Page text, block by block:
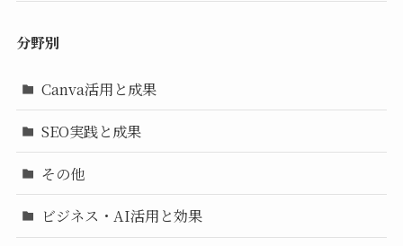
分野別
Canva活用と成果
SEO実践と成果
その他
ビジネス・AI活用と効果